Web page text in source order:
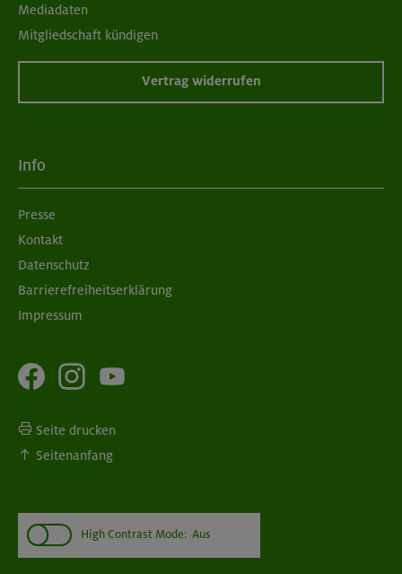
Mediadaten
Mitgliedschaft kündigen
Vertrag widerrufen
Info
Presse
Kontakt
Datenschutz
Barrierefreiheitserklärung
Impressum
Seite drucken
Seitenanfang
High Contrast Mode: Aus